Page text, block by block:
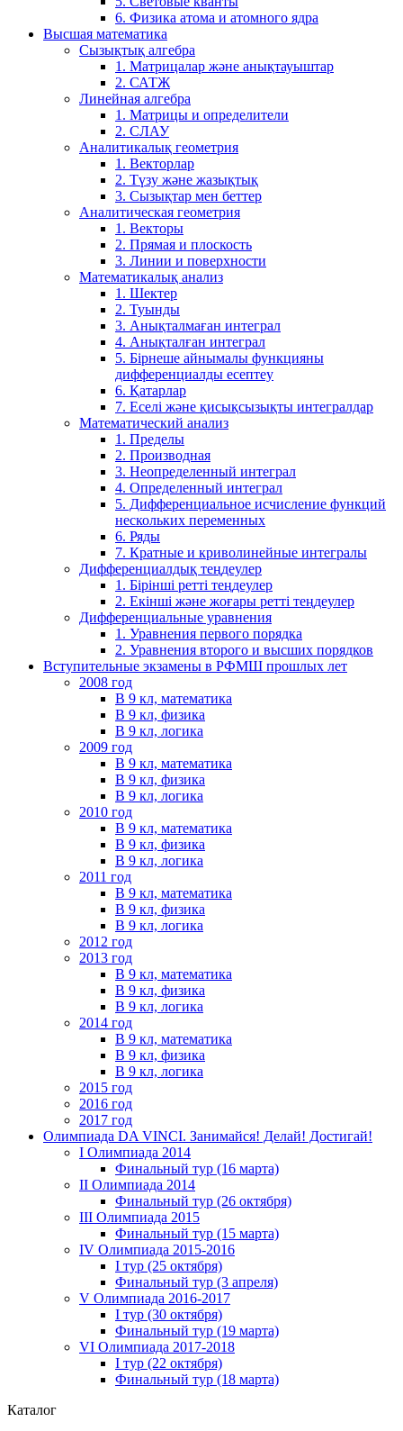
6. Физика атома и атомного ядра
Высшая математика
Сызықтық алгебра
1. Матрицалар және анықтауыштар
2. САТЖ
Линейная алгебра
1. Матрицы и определители
2. СЛАУ
Аналитикалық геометрия
1. Векторлар
2. Түзу және жазықтық
3. Сызықтар мен беттер
Аналитическая геометрия
1. Векторы
2. Прямая и плоскость
3. Линии и поверхности
Математикалық анализ
1. Шектер
2. Туынды
3. Анықталмаған интеграл
4. Анықталған интеграл
5. Бірнеше айнымалы функцияны
дифференциалды есептеу
6. Қатарлар
7. Еселі және қисықсызықты интегралдар
Математический анализ
1. Пределы
2. Производная
3. Неопределенный интеграл
4. Определенный интеграл
5. Дифференциальное исчисление функций
нескольких переменных
6. Ряды
7. Кратные и криволинейные интегралы
Дифференциалдық теңдеулер
1. Бірінші ретті теңдеулер
2. Екінші және жоғары ретті теңдеулер
Дифференциальные уравнения
1. Уравнения первого порядка
2. Уравнения второго и высших порядков
Вступительные экзамены в РФМШ прошлых лет
2008 год
В 9 кл, математика
В 9 кл, физика
В 9 кл, логика
2009 год
В 9 кл, математика
В 9 кл, физика
В 9 кл, логика
2010 год
В 9 кл, математика
В 9 кл, физика
В 9 кл, логика
2011 год
В 9 кл, математика
В 9 кл, физика
В 9 кл, логика
2012 год
2013 год
В 9 кл, математика
В 9 кл, физика
В 9 кл, логика
2014 год
В 9 кл, математика
В 9 кл, физика
В 9 кл, логика
2015 год
2016 год
2017 год
Олимпиада DA VINCI. Занимайся! Делай! Достигай!
I Олимпиада 2014
Финальный тур (16 марта)
II Олимпиада 2014
Финальный тур (26 октября)
III Олимпиада 2015
Финальный тур (15 марта)
IV Олимпиада 2015-2016
I тур (25 октября)
Финальный тур (3 апреля)
V Олимпиада 2016-2017
I тур (30 октября)
Финальный тур (19 марта)
VI Олимпиада 2017-2018
I тур (22 октября)
Финальный тур (18 марта)
Каталог